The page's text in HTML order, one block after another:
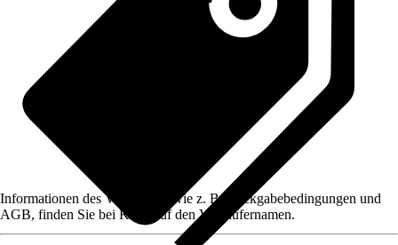
Informationen des Verkäufers, wie z. B. Rückgabebedingungen und
AGB, finden Sie bei Klick auf den Verkäufernamen.